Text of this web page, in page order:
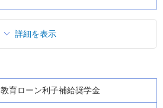
詳細を表示
教育ローン利子補給奨学金